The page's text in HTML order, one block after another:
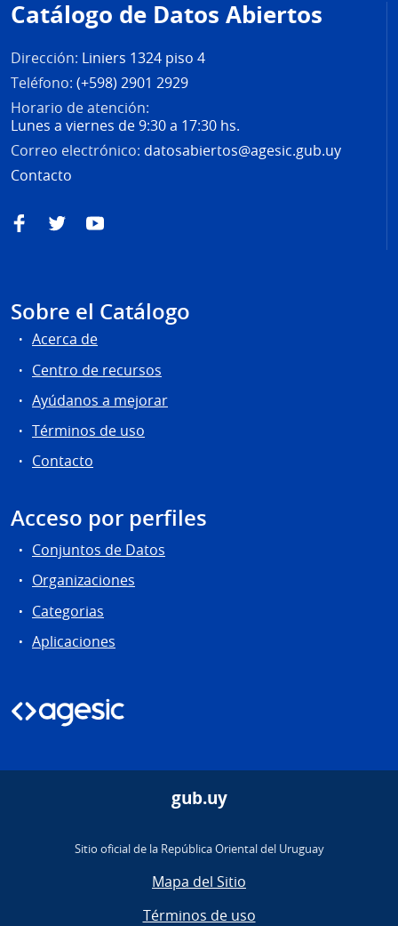
página
Catálogo de Datos Abiertos
Dirección: Liniers 1324 piso 4
Teléfono: (+598) 2901 2929
Horario de atención:
Lunes a viernes de 9:30 a 17:30 hs.
Correo electrónico: datosabiertos@agesic.gub.uy
Contacto
FacebookTwitterYouTube
Sobre el Catálogo
Acerca de
Centro de recursos
Ayúdanos a mejorar
Términos de uso
Contacto
Acceso por perfiles
Conjuntos de Datos
Organizaciones
Categorias
Aplicaciones
gub.uy
Sitio oficial de la República Oriental del Uruguay
Mapa del Sitio
Términos de uso